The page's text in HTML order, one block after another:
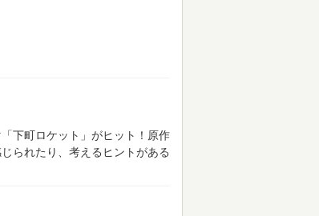
下町ロケット」がヒット！原作
られたり、考えるヒントがある